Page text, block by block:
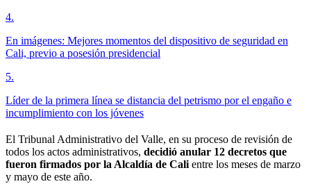
4.
En imágenes: Mejores momentos del dispositivo de seguridad en
Cali, previo a posesión presidencial
5.
Líder de la primera línea se distancia del petrismo por el engaño e
incumplimiento con los jóvenes
El Tribunal Administrativo del Valle, en su proceso de revisión de
todos los actos administrativos, decidió anular 12 decretos que
fueron firmados por la Alcaldía de Cali entre los meses de marzo
y mayo de este año.